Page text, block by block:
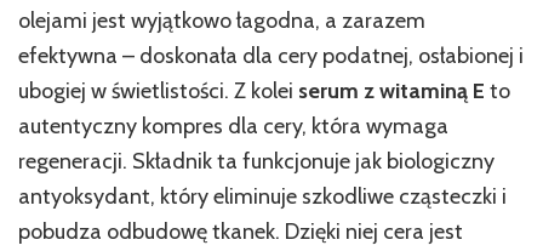
olejami jest wyjątkowo łagodna, a zarazem
efektywna – doskonała dla cery podatnej, osłabionej i
ubogiej w świetlistości. Z kolei serum z witaminą E to
autentyczny kompres dla cery, która wymaga
regeneracji. Składnik ta funkcjonuje jak biologiczny
antyoksydant, który eliminuje szkodliwe cząsteczki i
pobudza odbudowę tkanek. Dzięki niej cera jest